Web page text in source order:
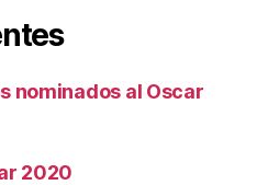
nominados al Oscar
2020